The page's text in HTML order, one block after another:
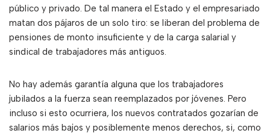
público y privado. De tal manera el Estado y el empresariado
matan dos pájaros de un solo tiro: se liberan del problema de
pensiones de monto insuficiente y de la carga salarial y
sindical de trabajadores más antiguos.
No hay además garantía alguna que los trabajadores
jubilados a la fuerza sean reemplazados por jóvenes. Pero
incluso si esto ocurriera, los nuevos contratados gozarían de
salarios más bajos y posiblemente menos derechos, si, como